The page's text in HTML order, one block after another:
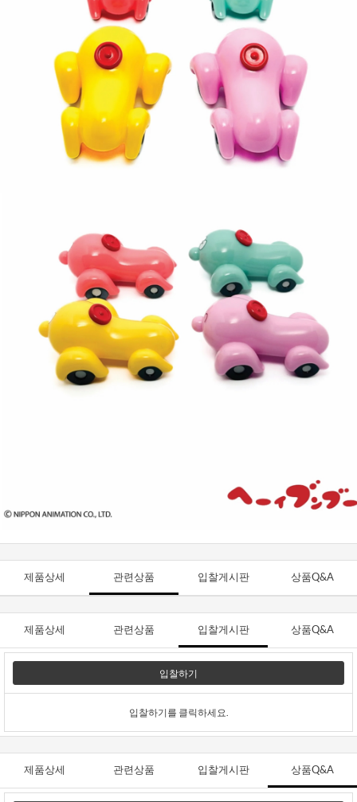
제품상세 관련상품 입찰게시판 상품Q&A
제품상세 관련상품 입찰게시판 상품Q&A
입찰하기
입찰하기를 클릭하세요.
제품상세 관련상품 입찰게시판 상품Q&A